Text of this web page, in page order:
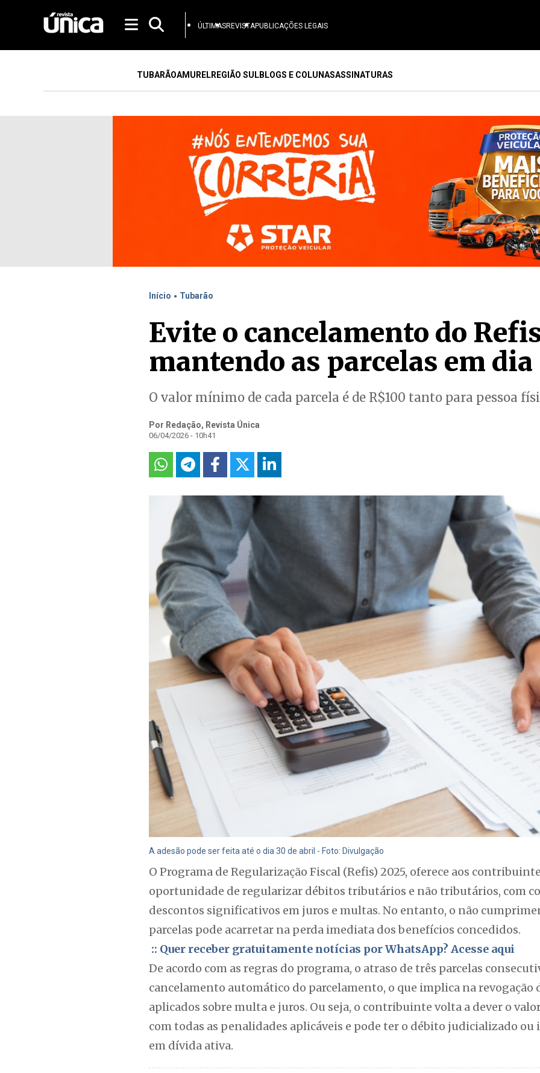
ÚLTIMASREVISTAPUBLICAÇÕES LEGAIS
TUBARÃOAMURELREGIÃO SULBLOGS E COLUNASASSINATURAS
Início . Tubarão
Evite o cancelamento do
mantendo as parcelas em dia
O valor mínimo de cada parcela é de R$100 tanto para pessoa
Por Redação, Revista Única
06/04/2026 - 10h41
A adesão pode ser feita até o dia 30 de abril - Foto: Divulgação
O Programa de Regularização Fiscal (Refis) 2025, oferece aos
oportunidade de regularizar débitos tributários e não tributários, com
descontos significativos em juros e multas. No entanto, o não
parcelas pode acarretar na perda imediata dos benefícios concedidos.
:: Quer receber gratuitamente notícias por WhatsApp? Acesse aqui
De acordo com as regras do programa, o atraso de três parcelas
cancelamento automático do parcelamento, o que implica na revogação
aplicados sobre multa e juros. Ou seja, o contribuinte volta a dever o
com todas as penalidades aplicáveis e pode ter o débito judicializado
em dívida ativa.